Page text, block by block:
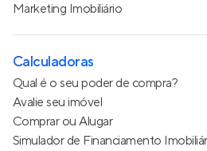
Marketing Imobiliário
Calculadoras
Qual é o seu poder de compra?
Avalie seu imóvel
Comprar ou Alugar
Simulador de Financiamento